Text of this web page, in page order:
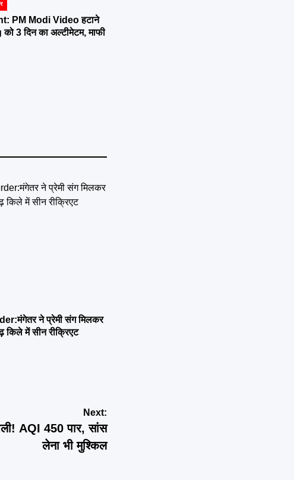
PM Modi Video हटाने
3 दिन का अल्टीमेटम, माफी
ने प्रेमी संग मिलकर
किले में सीन रीक्रिएट
Next:
AQI 450 पार, सांस
लेना भी मुश्किल